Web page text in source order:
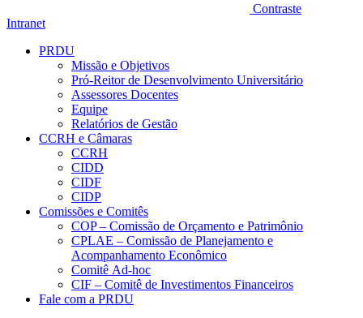
Contraste
Intranet
PRDU
Missão e Objetivos
Pró-Reitor de Desenvolvimento Universitário
Assessores Docentes
Equipe
Relatórios de Gestão
CCRH e Câmaras
CCRH
CIDD
CIDF
CIDP
Comissões e Comitês
COP – Comissão de Orçamento e Patrimônio
CPLAE – Comissão de Planejamento e
Acompanhamento Econômico
Comitê Ad-hoc
CIF – Comitê de Investimentos Financeiros
Fale com a PRDU